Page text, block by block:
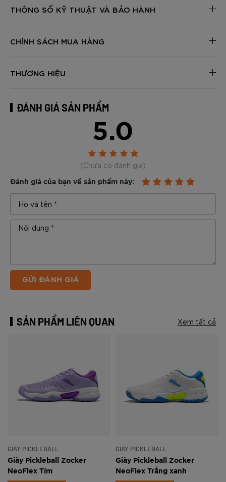
THÔNG SỐ KỸ THUẬT VÀ BẢO HÀNH
CHÍNH SÁCH MUA HÀNG
THƯƠNG HIỆU
ĐÁNH GIÁ SẢN PHẨM
5.0
(Chưa có đánh giá)
Đánh giá của bạn về sản phẩm này:
GỬI ĐÁNH GIÁ
SẢN PHẨM LIÊN QUAN Xem tất cả
GIÀY PICKLEBALL
Giày Pickleball Zocker
NeoFlex Tím
GIÀY PICKLEBALL
Giày Pickleball Zocker
NeoFlex Trắng xanh